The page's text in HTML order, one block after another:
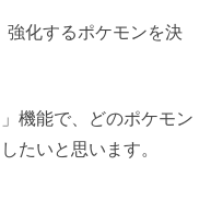
強化するポケモンを決
機能で、どのポケモン
たいと思います。